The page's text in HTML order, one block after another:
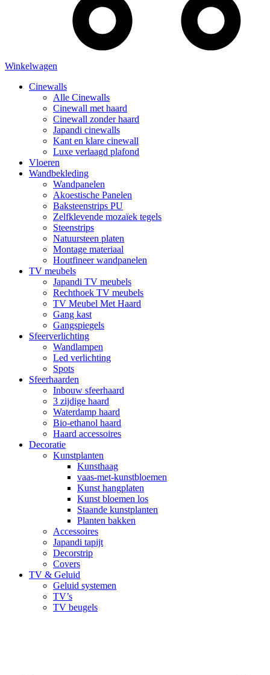
Winkelwagen
Cinewalls
Alle Cinewalls
Cinewall met haard
Cinewall zonder haard
Japandi cinewalls
Kant en klare cinewall
Luxe verlaagd plafond
Vloeren
Wandbekleding
Wandpanelen
Akoestische Panelen
Baksteenstrips PU
Zelfklevende mozaïek tegels
Steenstrips
Natuursteen platen
Montage materiaal
Houtfineer wandpanelen
TV meubels
Japandi TV meubels
Rechthoek TV meubels
TV Meubel Met Haard
Gang kast
Gangspiegels
Sfeerverlichting
Wandlampen
Led verlichting
Spots
Sfeerhaarden
Inbouw sfeerhaard
3 zijdige haard
Waterdamp haard
Bio-ethanol haard
Haard accessoires
Decoratie
Kunstplanten
Kunsthaag
vaas-met-kunstbloemen
Kunst hangplaten
Kunst bloemen los
Staande kunstplanten
Planten bakken
Accessoires
Japandi tapijt
Decorstrip
Covers
TV & Geluid
Geluid systemen
TV’s
TV beugels